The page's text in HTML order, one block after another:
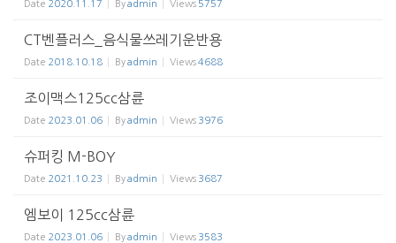
Date 2020.11.17 Byadmin Views 5757
CT벤플러스_음식물쓰레기운반용
Date 2018.10.18 Byadmin Views4688
조이맥스125cc삼륜
Date 2023.01.06 Byadmin Views 3976
슈퍼킹 M-BOY
Date 2021.10.23 Byadmin Views 3687
엠보이 125cc삼륜
Date 2023.01.06 Byadmin Views 3583